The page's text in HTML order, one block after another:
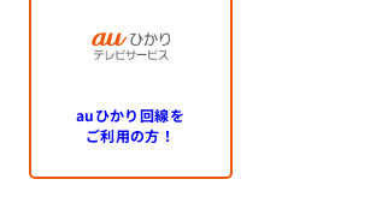
auひかり回線を
ご利用の方！